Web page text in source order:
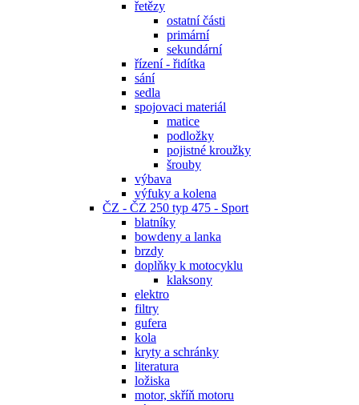
řetězy
ostatní části
primární
sekundární
řízení - řidítka
sání
sedla
spojovaci materiál
matice
podložky
pojistné kroužky
šrouby
výbava
výfuky a kolena
ČZ - ČZ 250 typ 475 - Sport
blatníky
bowdeny a lanka
brzdy
doplňky k motocyklu
klaksony
elektro
filtry
gufera
kola
kryty a schránky
literatura
ložiska
motor, skříň motoru